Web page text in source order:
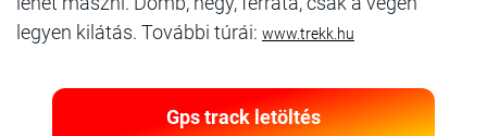
legyen kilátás. További túrái: www.trekk.hu
Gps track letöltés